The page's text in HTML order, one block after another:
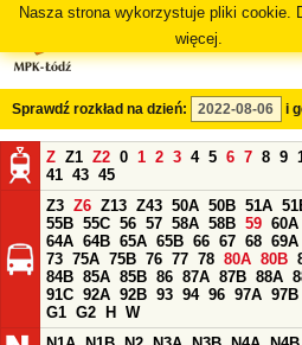
Nasza strona wykorzystuje pliki cookie.
więcej.
Sprawdź rozkład na dzień: i
Z Z1 Z2 0 1 2 3 4 5 6 7 8 9
41 43 45
Z3 Z6 Z13 Z43 50A 50B 51A
55B 55C 56 57 58A 58B 59 60A
64A 64B 65A 65B 66 67 68 69A
73 75A 75B 76 77 78 80A 80B
84B 85A 85B 86 87A 87B 88A
91C 92A 92B 93 94 96 97A 97B
G1 G2 H
W